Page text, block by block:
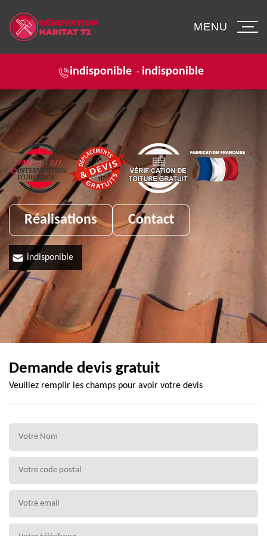
indisponible - indisponible
MENU
Réalisations Contact
indisponible
Demande devis gratuit
Veuillez remplir les champs pour avoir votre devis